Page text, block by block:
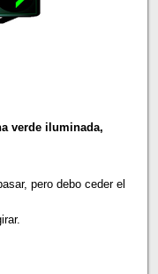
verde iluminada,
pero debo ceder el